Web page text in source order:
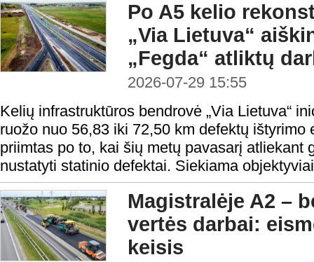
Po A5 kelio
„Via Lietuva“
„Fegda“ atliktų
2026-07-29 15:55
Kelių infrastruktūros bendrovė „Via Lietuva“
ruožo nuo 56,83 iki 72,50 km defektų ištyrimo
priimtas po to, kai šių metų pavasarį atliekant
nustatyti statinio defektai. Siekiama
Magistralėje A2 –
vertės darbai:
keisis